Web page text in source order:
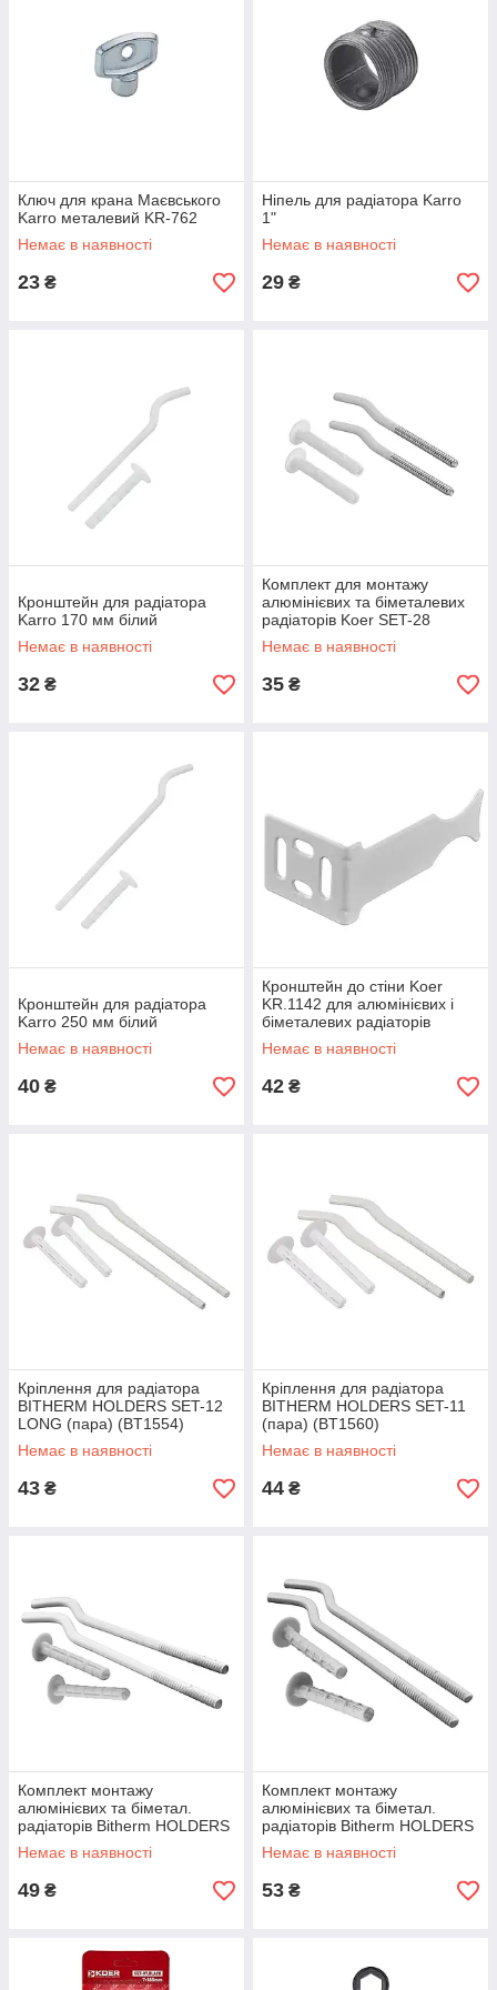
Ключ для крана Маєвського
Karro металевий KR-762
Немає в наявності
23 ₴
Ніпель для радіатора Karro
1"
Немає в наявності
29 ₴
Кронштейн для радіатора
Karro 170 мм білий
Немає в наявності
32 ₴
Комплект для монтажу
алюмінієвих та біметалевих
радіаторів Koer SET-28
9x170mm (KR5652)
Немає в наявності
35 ₴
Кронштейн для радіатора
Karro 250 мм білий
Немає в наявності
40 ₴
Кронштейн до стіни Koer
KR.1142 для алюмінієвих і
біметалевих радіаторів
(KR5034)
Немає в наявності
42 ₴
Кріплення для радіатора
BITHERM HOLDERS SET-12
LONG (пара) (BT1554)
Немає в наявності
43 ₴
Кріплення для радіатора
BITHERM HOLDERS SET-11
(пара) (BT1560)
Немає в наявності
44 ₴
Комплект монтажу
алюмінієвих та біметал.
радіаторів Bitherm HOLDERS
SET-13 8,0x230mm (BT1566)
Немає в наявності
49 ₴
Комплект монтажу
алюмінієвих та біметал.
радіаторів Bitherm HOLDERS
SET-13 8,0x250mm (BT1567)
Немає в наявності
53 ₴